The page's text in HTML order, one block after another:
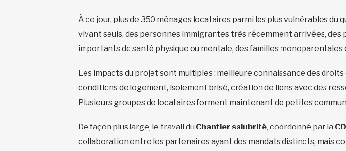
À ce jour, plus de 350 ménages locataires parmi les plus vulnérables du
vivant seuls, des personnes immigrantes très récemment arrivées,
importants de santé physique ou mentale, des familles monoparentales
Les impacts du projet sont multiples : meilleure connaissance des
conditions de logement, isolement brisé, création de liens avec des
Plusieurs groupes de locataires forment maintenant de petites
De façon plus large, le travail du Chantier salubrité, coordonné par la
collaboration entre les partenaires ayant des mandats distincts, mais